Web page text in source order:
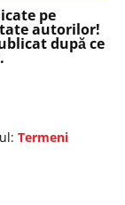
pe
autorilor!
după ce
Termeni